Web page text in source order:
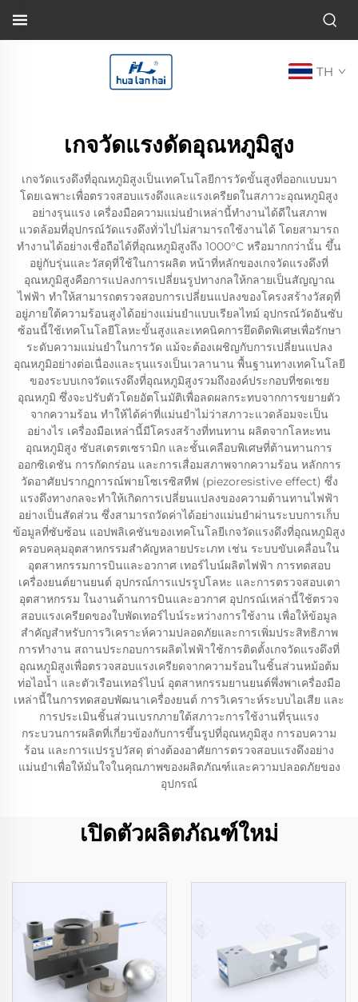
TH
เกจวัดแรงดัดอุณหภูมิสูง
เกจวัดแรงดึงที่อุณหภูมิสูงเป็นเทคโนโลยีการวัดขั้นสูงที่ออกแบบมา
โดยเฉพาะเพื่อตรวจสอบแรงดึงและแรงเครียดในสภาวะอุณหภูมิสูง
อย่างรุนแรง เครื่องมือความแม่นยำเหล่านี้ทำงานได้ดีในสภาพ
แวดล้อมที่อุปกรณ์วัดแรงดึงทั่วไปไม่สามารถใช้งานได้ โดยสามารถ
ทำงานได้อย่างเชื่อถือได้ที่อุณหภูมิสูงถึง 1000°C หรือมากกว่านั้น ขึ้น
อยู่กับรุ่นและวัสดุที่ใช้ในการผลิต หน้าที่หลักของเกจวัดแรงดึงที่
อุณหภูมิสูงคือการแปลงการเปลี่ยนรูปทางกลให้กลายเป็นสัญญาณ
ไฟฟ้า ทำให้สามารถตรวจสอบการเปลี่ยนแปลงของโครงสร้างวัสดุที่
อยู่ภายใต้ความร้อนสูงได้อย่างแม่นยำแบบเรียลไทม์ อุปกรณ์วัดอันซับ
ซ้อนนี้ใช้เทคโนโลยีโลหะขั้นสูงและเทคนิคการยึดติดพิเศษเพื่อรักษา
ระดับความแม่นยำในการวัด แม้จะต้องเผชิญกับการเปลี่ยนแปลง
อุณหภูมิอย่างต่อเนื่องและรุนแรงเป็นเวลานาน พื้นฐานทางเทคโนโลยี
ของระบบเกจวัดแรงดึงที่อุณหภูมิสูงรวมถึงองค์ประกอบที่ชดเชย
อุณหภูมิ ซึ่งจะปรับตัวโดยอัตโนมัติเพื่อลดผลกระทบจากการขยายตัว
จากความร้อน ทำให้ได้ค่าที่แม่นยำไม่ว่าสภาวะแวดล้อมจะเป็น
อย่างไร เครื่องมือเหล่านี้มีโครงสร้างที่ทนทาน ผลิตจากโลหะทน
อุณหภูมิสูง ซับสเตรตเซรามิก และชั้นเคลือบพิเศษที่ต้านทานการ
ออกซิเดชัน การกัดกร่อน และการเสื่อมสภาพจากความร้อน หลักการ
วัดอาศัยปรากฏการณ์พายโซเรซิสทีฟ (piezoresistive effect) ซึ่ง
แรงดึงทางกลจะทำให้เกิดการเปลี่ยนแปลงของความต้านทานไฟฟ้า
อย่างเป็นสัดส่วน ซึ่งสามารถวัดค่าได้อย่างแม่นยำผ่านระบบการเก็บ
ข้อมูลที่ซับซ้อน แอปพลิเคชันของเทคโนโลยีเกจวัดแรงดึงที่อุณหภูมิสูง
ครอบคลุมอุตสาหกรรมสำคัญหลายประเภท เช่น ระบบขับเคลื่อนใน
อุตสาหกรรมการบินและอวกาศ เทอร์ไบน์ผลิตไฟฟ้า การทดสอบ
เครื่องยนต์ยานยนต์ อุปกรณ์การแปรรูปโลหะ และการตรวจสอบเตา
อุตสาหกรรม ในงานด้านการบินและอวกาศ อุปกรณ์เหล่านี้ใช้ตรวจ
สอบแรงเครียดของใบพัดเทอร์ไบน์ระหว่างการใช้งาน เพื่อให้ข้อมูล
สำคัญสำหรับการวิเคราะห์ความปลอดภัยและการเพิ่มประสิทธิภาพ
การทำงาน สถานประกอบการผลิตไฟฟ้าใช้การติดตั้งเกจวัดแรงดึงที่
อุณหภูมิสูงเพื่อตรวจสอบแรงเครียดจากความร้อนในชิ้นส่วนหม้อต้ม
ท่อไอน้ำ และตัวเรือนเทอร์ไบน์ อุตสาหกรรมยานยนต์พึ่งพาเครื่องมือ
เหล่านี้ในการทดสอบพัฒนาเครื่องยนต์ การวิเคราะห์ระบบไอเสีย และ
การประเมินชิ้นส่วนเบรกภายใต้สภาวะการใช้งานที่รุนแรง
กระบวนการผลิตที่เกี่ยวข้องกับการขึ้นรูปที่อุณหภูมิสูง การอบความ
ร้อน และการแปรรูปวัสดุ ต่างต้องอาศัยการตรวจสอบแรงดึงอย่าง
แม่นยำเพื่อให้มั่นใจในคุณภาพของผลิตภัณฑ์และความปลอดภัยของ
อุปกรณ์
เปิดตัวผลิตภัณฑ์ใหม่